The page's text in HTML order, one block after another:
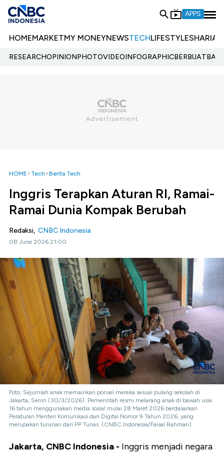
APPS
HOMEMARKETMY MONEYNEWSTECHLIFESTYLESHARIA
RESEARCHOPINIONPHOTOVIDEOINFOGRAPHIC
HOME Tech Berita Tech
Inggris Terapkan Aturan RI, Ramai-
Ramai Dunia Kompak Berubah
Redaksi, CNBC Indonesia
08 June 2026 21:00
Foto: Sejumlah anak memainkan ponsel mereka sesuai pulang sekolah di
Jakarta, Senin (30/3/2026). Pemerintah resmi melarang anak di bawah usia
16 tahun menggunakan media sosial mulai 28 Maret 2026 berdasarkan
Peraturan Menteri Komunikasi dan Digital Nomor 9 Tahun 2026, yang
merupakan turunan dari PP Tunas. (CNBC Indonesia/Faisal Rahman)
Jakarta, CNBC Indonesia - Inggris menjadi negara